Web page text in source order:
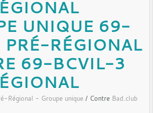
UNIQUE 69-
RÉGIONAL
69-BCVIL-3
Régional - Groupe unique / Contre Bad.club